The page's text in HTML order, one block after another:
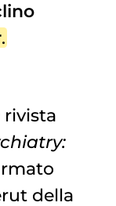
.
rivista
della